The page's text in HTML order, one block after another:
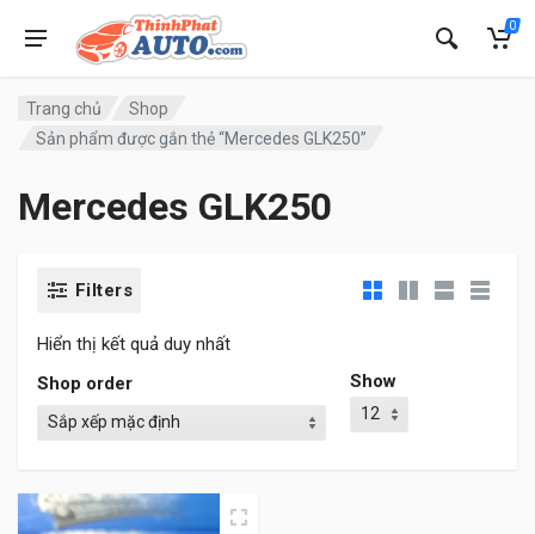
0
Trang chủ
Shop
Sản phẩm được gắn thẻ “Mercedes GLK250”
Mercedes GLK250
Filters
Hiển thị kết quả duy nhất
Shop order
Show